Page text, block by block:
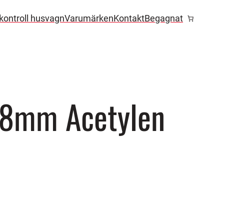
husvagnVarumärkenKontaktBegagnat
Acetylen